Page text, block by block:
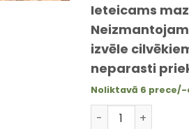
Ieteicams
izvēle
neparasti
Noliktavā 6 prece/-
Revolvera